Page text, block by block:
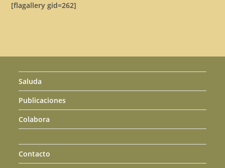
[flagallery gid=262]
Saluda
Publicaciones
Colabora
Contacto